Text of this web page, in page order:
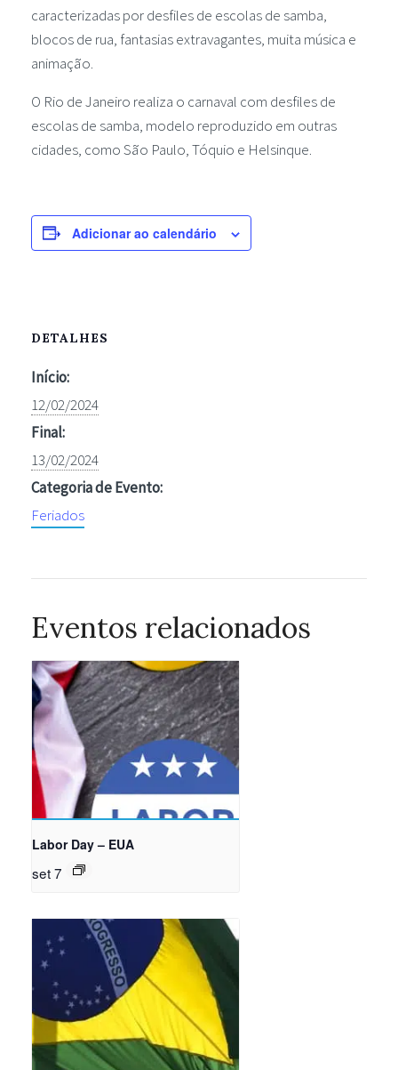
caracterizadas por desfiles de escolas de samba,
blocos de rua, fantasias extravagantes, muita música e
animação.
O Rio de Janeiro realiza o carnaval com desfiles de
escolas de samba, modelo reproduzido em outras
cidades, como São Paulo, Tóquio e Helsinque.
Adicionar ao calendário
DETALHES
Início:
12/02/2024
Final:
13/02/2024
Categoria de Evento:
Feriados
Eventos relacionados
Labor Day – EUA
set 7